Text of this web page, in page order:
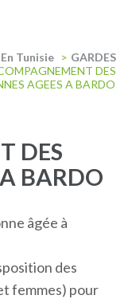
Tunisie > GARDES
DES
AGEES A BARDO
DES
A BARDO
âgée à
des
femmes) pour